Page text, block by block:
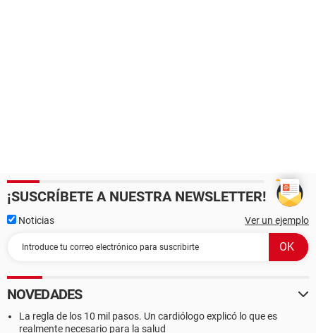
¡SUSCRÍBETE A NUESTRA NEWSLETTER!
Noticias Ver un ejemplo
NOVEDADES
La regla de los 10 mil pasos. Un cardiólogo explicó lo que es
realmente necesario para la salud